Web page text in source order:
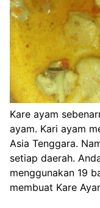
Kare ayam
ayam. Kari ayam
Asia Tenggara.
setiap daerah.
menggunakan 19
membuat Kare